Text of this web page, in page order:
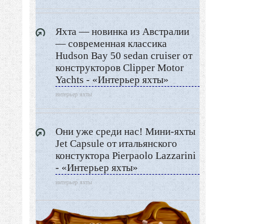
Яхта — новинка из Австралии
— современная классика
Hudson Bay 50 sedan cruiser от
конструкторов Clipper Motor
Yachts - «Интерьер яхты»
интерьер яхты
Они уже среди нас! Мини-яхты
Jet Capsule от итальянского
констуктора Pierpaolo Lazzarini
- «Интерьер яхты»
интерьер яхты